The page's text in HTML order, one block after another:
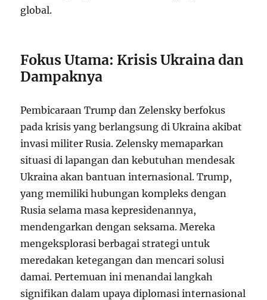
global.
Fokus Utama: Krisis Ukraina dan
Dampaknya
Pembicaraan Trump dan Zelensky berfokus
pada krisis yang berlangsung di Ukraina akibat
invasi militer Rusia. Zelensky memaparkan
situasi di lapangan dan kebutuhan mendesak
Ukraina akan bantuan internasional. Trump,
yang memiliki hubungan kompleks dengan
Rusia selama masa kepresidenannya,
mendengarkan dengan seksama. Mereka
mengeksplorasi berbagai strategi untuk
meredakan ketegangan dan mencari solusi
damai. Pertemuan ini menandai langkah
signifikan dalam upaya diplomasi internasional